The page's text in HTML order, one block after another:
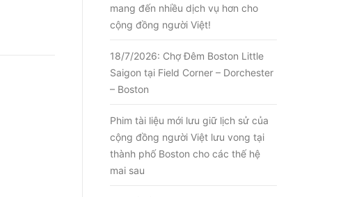
mang đến nhiều dịch vụ hơn cho
cộng đồng người Việt!
18/7/2026: Chợ Đêm Boston Little
Saigon tại Field Corner – Dorchester
– Boston
Phim tài liệu mới lưu giữ lịch sử của
cộng đồng người Việt lưu vong tại
thành phố Boston cho các thế hệ
mai sau